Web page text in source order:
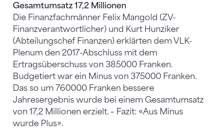
Gesamtumsatz 17,2 Millionen
Die Finanzfachmänner Felix Mangold (ZV-
Finanzverantwortlicher) und Kurt Hunziker
(Abteilungschef Finanzen) erklärten dem VLK-
Plenum den 2017-Abschluss mit dem
Ertragsüberschuss von 385000 Franken.
Budgetiert war ein Minus von 375000 Franken.
Das so um 760000 Franken bessere
Jahresergebnis wurde bei einem Gesamtumsatz
von 17,2 Millionen erzielt. – Fazit: «Aus Minus
wurde Plus».